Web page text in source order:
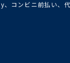
コンビニ前払い、